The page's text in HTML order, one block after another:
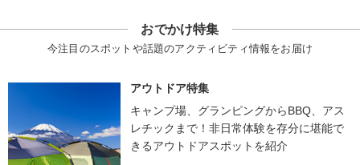
おでかけ特集
今注目のスポットや話題のアクティビティ情報をお届け
アウトドア特集
キャンプ場、グランピングからBBQ、アス
レチックまで！非日常体験を存分に堪能で
きるアウトドアスポットを紹介